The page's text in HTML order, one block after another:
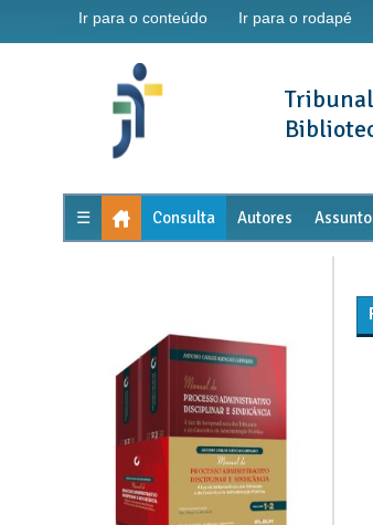
Ir para o conteúdo Ir para o rodapé
☰ Consulta Autores